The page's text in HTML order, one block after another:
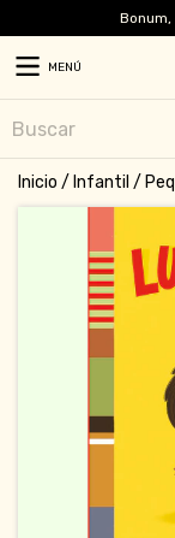
MENÚ
Inicio / Infantil /